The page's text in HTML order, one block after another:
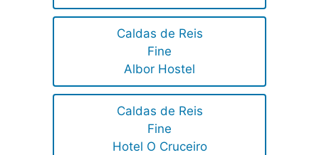
Caldas de Reis
Fine
Albor Hostel
Caldas de Reis
Fine
Hotel O Cruceiro